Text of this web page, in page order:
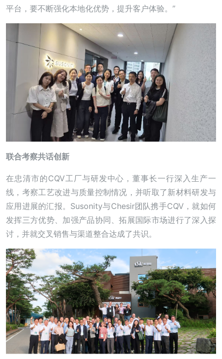
平台，要不断强化本地化优势，提升客户体验。”
联合考察共话创新
在忠清市的CQV工厂与研发中心，董事长一行深入生产一
线，考察工艺改进与质量控制情况，并听取了新材料研发与
应用进展的汇报。Susonity与Chesir团队携手CQV，就如何
发挥三方优势、加强产品协同、拓展国际市场进行了深入探
讨，并就交叉销售与渠道整合达成了共识。